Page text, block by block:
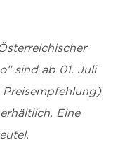
sind ab 01. Juli
Eine